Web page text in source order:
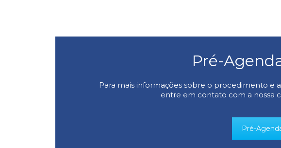
Pré-
Para mais informações sobre o procedimento e
entre em contato com a nossa
Pré-